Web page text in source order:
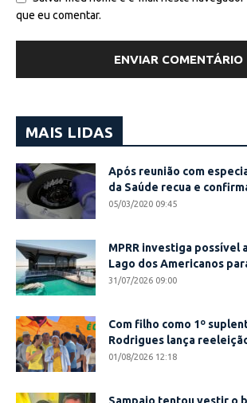
que eu comentar.
MAIS LIDAS
Após reunião com
da Saúde recua e
05/03/2020 09:45
MPRR investiga possível
Lago dos Americanos
31/07/2026 09:00
Com filho como 1º
Rodrigues lança
01/08/2026 12:18
Sampaio tentou vestir o